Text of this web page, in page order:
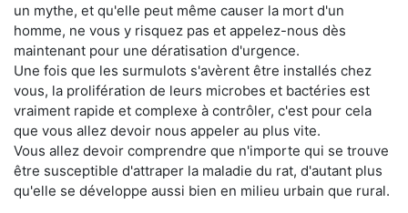
un mythe, et qu'elle peut même causer la mort d'un
homme, ne vous y risquez pas et appelez-nous dès
maintenant pour une dératisation d'urgence.
Une fois que les surmulots s'avèrent être installés chez
vous, la prolifération de leurs microbes et bactéries est
vraiment rapide et complexe à contrôler, c'est pour cela
que vous allez devoir nous appeler au plus vite.
Vous allez devoir comprendre que n'importe qui se trouve
être susceptible d'attraper la maladie du rat, d'autant plus
qu'elle se développe aussi bien en milieu urbain que rural.